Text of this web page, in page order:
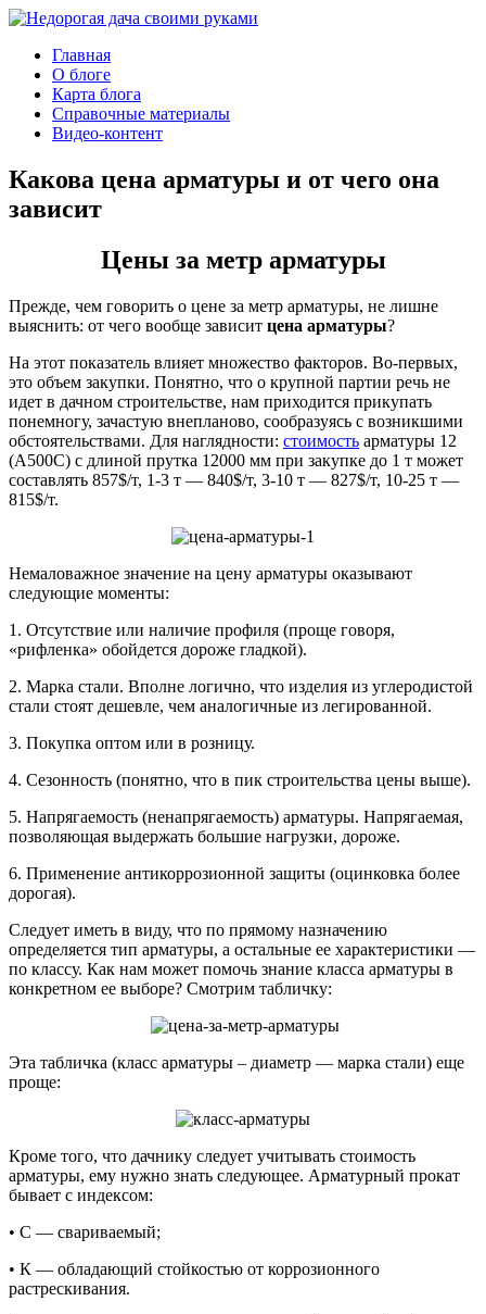
Главная
О блоге
Карта блога
Справочные материалы
Видео-контент
Какова цена арматуры и от чего она
зависит
Цены за метр арматуры
Прежде, чем говорить о цене за метр арматуры, не лишне
выяснить: от чего вообще зависит цена арматуры?
На этот показатель влияет множество факторов. Во-первых,
это объем закупки. Понятно, что о крупной партии речь не
идет в дачном строительстве, нам приходится прикупать
понемногу, зачастую внепланово, сообразуясь с возникшими
обстоятельствами. Для наглядности: стоимость арматуры 12
(А500С) с длиной прутка 12000 мм при закупке до 1 т может
составлять 857$/т, 1-3 т — 840$/т, 3-10 т — 827$/т, 10-25 т —
815$/т.
Немаловажное значение на цену арматуры оказывают
следующие моменты:
1. Отсутствие или наличие профиля (проще говоря,
«рифленка» обойдется дороже гладкой).
2. Марка стали. Вполне логично, что изделия из углеродистой
стали стоят дешевле, чем аналогичные из легированной.
3. Покупка оптом или в розницу.
4. Сезонность (понятно, что в пик строительства цены выше).
5. Напрягаемость (ненапрягаемость) арматуры. Напрягаемая,
позволяющая выдержать большие нагрузки, дороже.
6. Применение антикоррозионной защиты (оцинковка более
дорогая).
Следует иметь в виду, что по прямому назначению
определяется тип арматуры, а остальные ее характеристики —
по классу. Как нам может помочь знание класса арматуры в
конкретном ее выборе? Смотрим табличку:
Эта табличка (класс арматуры – диаметр — марка стали) еще
проще:
Кроме того, что дачнику следует учитывать стоимость
арматуры, ему нужно знать следующее. Арматурный прокат
бывает с индексом:
• С — свариваемый;
• К — обладающий стойкостью от коррозионного
растрескивания.